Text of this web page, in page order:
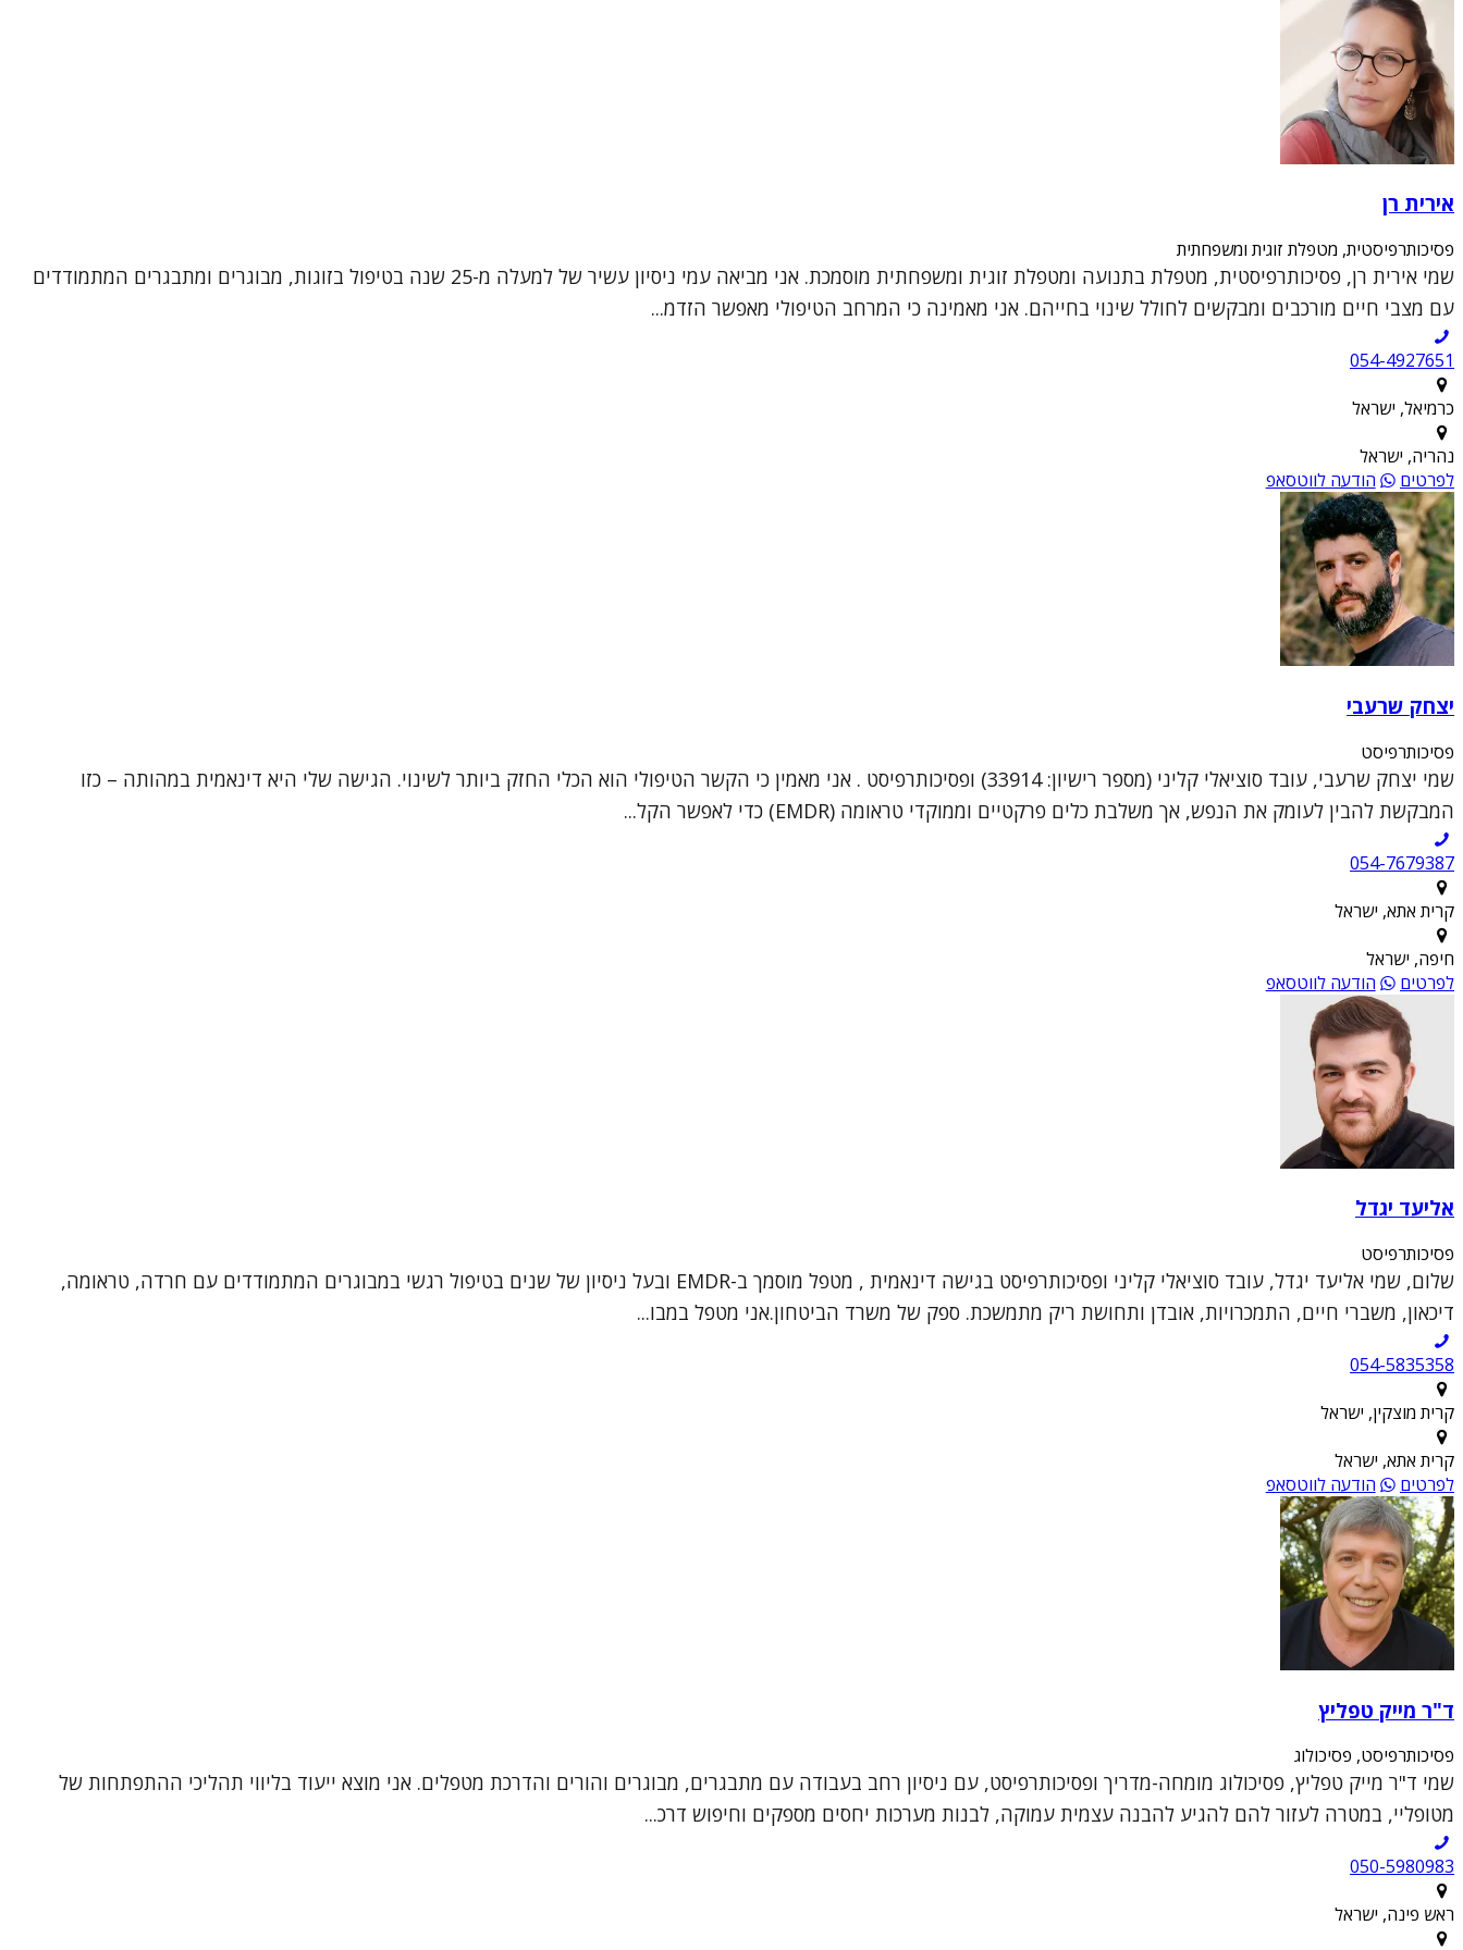
אירית רן
פסיכותרפיסטית, מטפלת זוגית ומשפחתית
שמי אירית רן, פסיכותרפיסטית, מטפלת בתנועה ומטפלת זוגית ומשפחתית מוסמכת. אני מביאה עמי ניסיון עשיר של למעלה מ-25 שנה בטיפול בזוגות, מבוגרים ומתבגרים המתמודדים
עם מצבי חיים מורכבים ומבקשים לחולל שינוי בחייהם. אני מאמינה כי המרחב הטיפולי מאפשר הזדמ...
054-4927651
כרמיאל, ישראל
נהריה, ישראל
לפרטים
הודעה לווטסאפ
יצחק שרעבי
פסיכותרפיסט
שמי יצחק שרעבי, עובד סוציאלי קליני (מספר רישיון: 33914) ופסיכותרפיסט . אני מאמין כי הקשר הטיפולי הוא הכלי החזק ביותר לשינוי. הגישה שלי היא דינאמית במהותה – כזו
המבקשת להבין לעומק את הנפש, אך משלבת כלים פרקטיים וממוקדי טראומה (EMDR) כדי לאפשר הקל...
054-7679387
קרית אתא, ישראל
חיפה, ישראל
לפרטים
הודעה לווטסאפ
אליעד יגדל
פסיכותרפיסט
שלום, שמי אליעד יגדל, עובד סוציאלי קליני ופסיכותרפיסט בגישה דינאמית , מטפל מוסמך ב-EMDR ובעל ניסיון של שנים בטיפול רגשי במבוגרים המתמודדים עם חרדה, טראומה,
דיכאון, משברי חיים, התמכרויות, אובדן ותחושת ריק מתמשכת. ספק של משרד הביטחון.אני מטפל במבו...
054-5835358
קרית מוצקין, ישראל
קרית אתא, ישראל
לפרטים
הודעה לווטסאפ
ד"ר מייק טפליץ
פסיכותרפיסט, פסיכולוג
שמי ד"ר מייק טפליץ, פסיכולוג מומחה-מדריך ופסיכותרפיסט, עם ניסיון רחב בעבודה עם מתבגרים, מבוגרים והורים והדרכת מטפלים. אני מוצא ייעוד בליווי תהליכי ההתפתחות של
מטופליי, במטרה לעזור להם להגיע להבנה עצמית עמוקה, לבנות מערכות יחסים מספקים וחיפוש דרכ...
050-5980983
ראש פינה, ישראל